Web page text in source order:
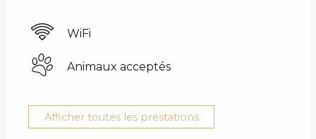
WiFi
Animaux acceptés
Afficher toutes les prestations